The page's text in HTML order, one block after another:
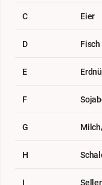
C Eier
D Fisch
E
F
G
H
I